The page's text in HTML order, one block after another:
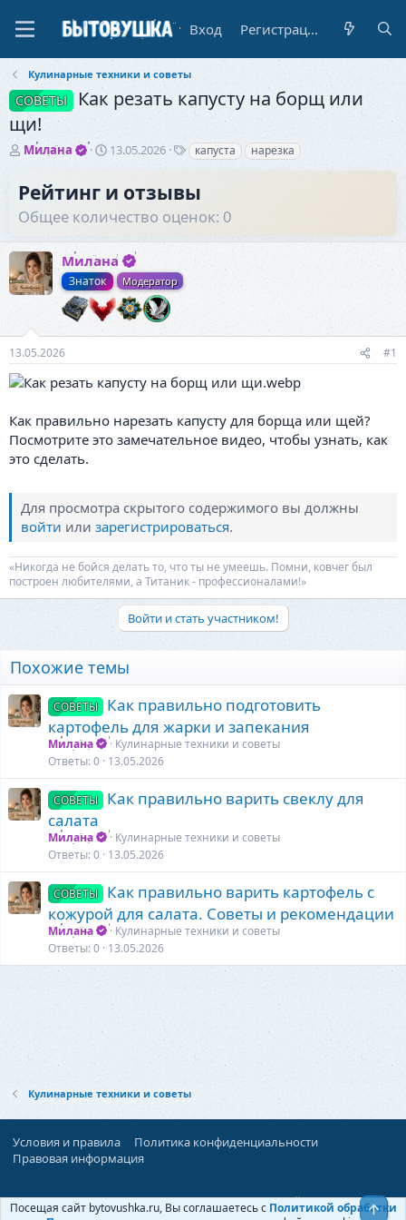
Вход Регистрация
Кулинарные техники и советы
СОВЕТЫ
Как резать капусту на борщ или
щи!
А
о
р
е
м
ы
Милана
Д
а
н
ч
а
л
а
13.05.2026
Т
и
капуста нарезка
Рейтинг и отзывы
Общее количество оценок: 0
Милана
Знаток Модератор
13.05.2026 #1
Как правильно нарезать капусту для борща или щей?
Посмотрите это замечательное видео, чтобы узнать, как
это сделать.
Для просмотра скрытого содержимого вы должны
войти или зарегистрироваться.
«Никогда не бойся делать то, что ты не умеешь. Помни, ковчег был
построен любителями, а Титаник - профессионалами!»
Войти и стать участником!
Похожие темы
СОВЕТЫ
Как правильно подготовить
картофель для жарки и запекания
Милана
Кулинарные техники и советы
Ответы 0 13.05.2026
СОВЕТЫ
Как правильно варить свеклу для
салата
Милана
Кулинарные техники и советы
Ответы 0 13.05.2026
СОВЕТЫ
Как правильно варить картофель с
кожурой для салата. Советы и рекомендации
Милана
Кулинарные техники и советы
Ответы 0 13.05.2026
Кулинарные техники и советы
Условия и правила
Политика конфиденциальности
Правовая информация
При поддержке:«Территория Дискуссий»
© Бытовушка, 2025-2026
Посещая сайт bytovushka.ru, Вы соглашаетесь с Политикой обработки
Верх